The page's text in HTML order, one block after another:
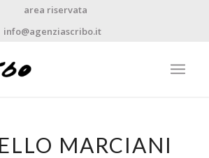
area riservata
info@agenziascribo.it
MARCIANI